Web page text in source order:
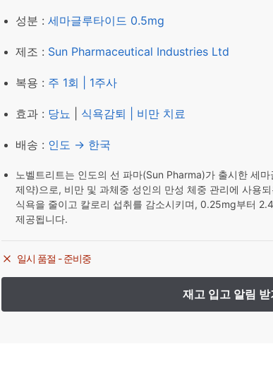
₩ 187,600.₩ 165,600.
성분 : 세마글루타이드 0.5mg
제조 : Sun Pharmaceutical Industries Ltd
복용 : 주 1회 | 1주사
효과 : 당뇨 식욕감퇴 | 비만 치료
배송 : 인도 → 한국
노벨트리트는 인도의 선 파마(Sun Pharma)가 출시한 세
제약)으로, 비만 및 과체중 성인의 만성 체중 관리에 사용
식욕을 줄이고 칼로리 섭취를 감소시키며, 0.25mg부터
제공됩니다.
일시 품절 - 준비중